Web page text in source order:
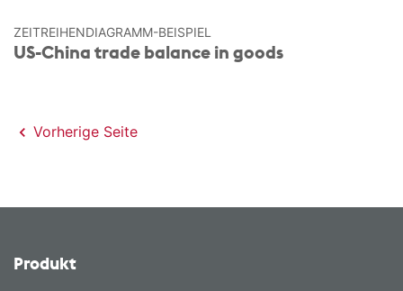
ZEITREIHEN­DIAGRAMM-BEISPIEL
US-China trade balance in goods
Vorherige Seite
Produkt